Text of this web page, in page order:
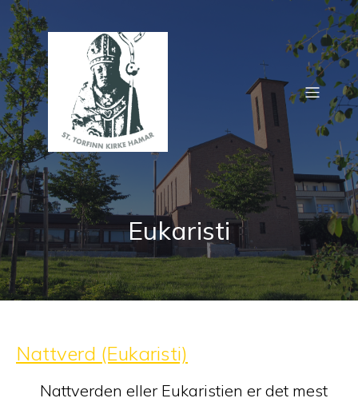
Eukaristi
Nattverd (Eukaristi)
Nattverden eller Eukaristien er det mest